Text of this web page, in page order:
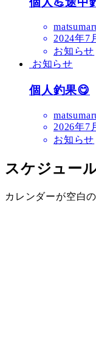
2024年7
お知らせ
お知らせ
個人釣果😋
2026年7
お知らせ
スケジュー
カレンダーが空白